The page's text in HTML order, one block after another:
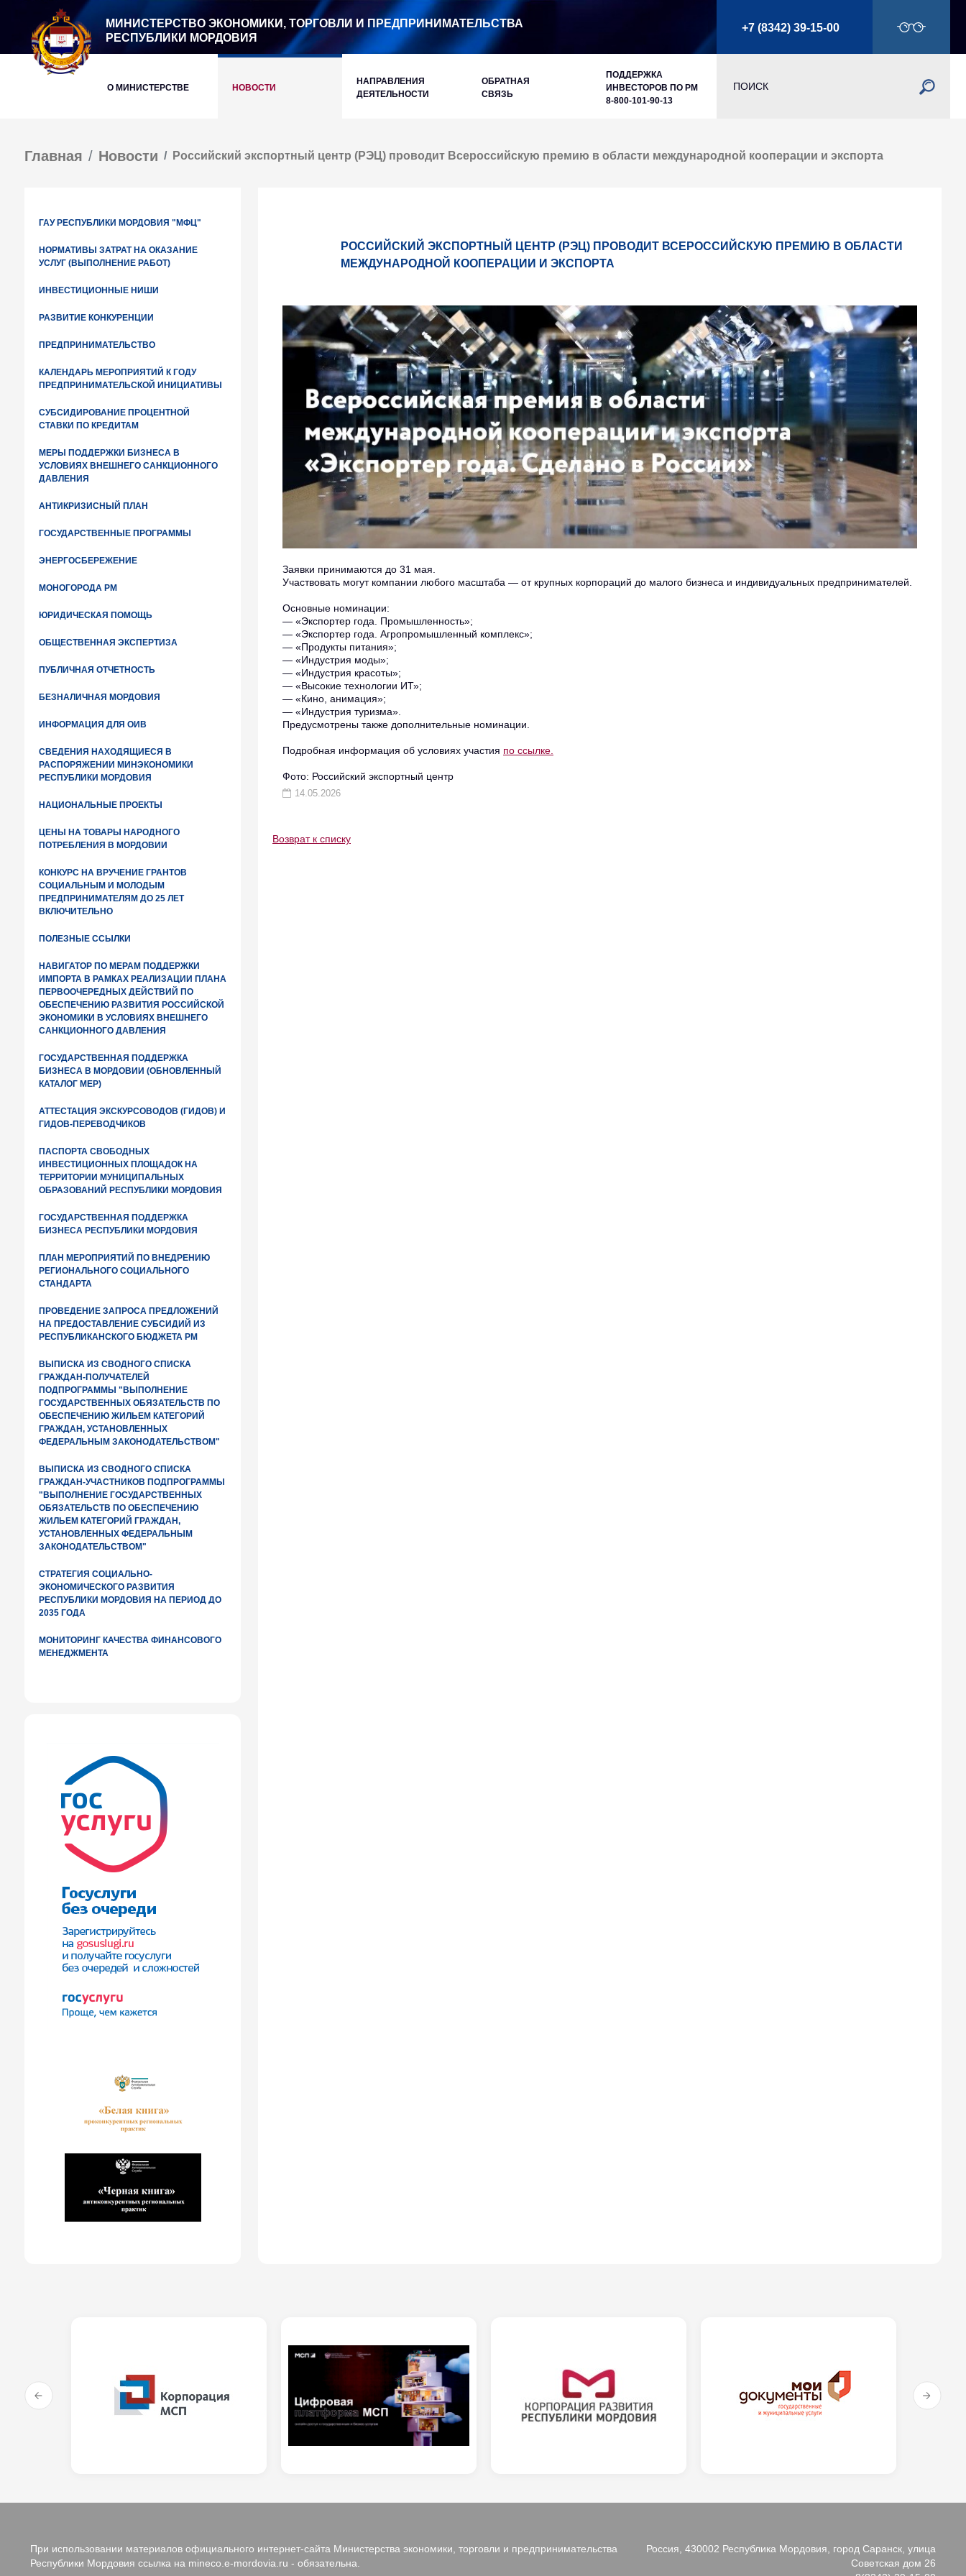
МИНИСТЕРСТВО ЭКОНОМИКИ, ТОРГОВЛИ И ПРЕДПРИНИМАТЕЛЬСТВА
РЕСПУБЛИКИ МОРДОВИЯ
+7 (8342) 39-15-00
О МИНИСТЕРСТВЕ НОВОСТИ
НАПРАВЛЕНИЯ
ДЕЯТЕЛЬНОСТИ
ОБРАТНАЯ
СВЯЗЬ
ПОДДЕРЖКА
ИНВЕСТОРОВ ПО РМ
8-800-101-90-13
Главная Новости Российский экспортный центр (РЭЦ) проводит Всероссийскую премию в области международной кооперации и экспорта
ГАУ РЕСПУБЛИКИ МОРДОВИЯ "МФЦ"
НОРМАТИВЫ ЗАТРАТ НА ОКАЗАНИЕ
УСЛУГ (ВЫПОЛНЕНИЕ РАБОТ)
ИНВЕСТИЦИОННЫЕ НИШИ
РАЗВИТИЕ КОНКУРЕНЦИИ
ПРЕДПРИНИМАТЕЛЬСТВО
КАЛЕНДАРЬ МЕРОПРИЯТИЙ К ГОДУ
ПРЕДПРИНИМАТЕЛЬСКОЙ ИНИЦИАТИВЫ
СУБСИДИРОВАНИЕ ПРОЦЕНТНОЙ
СТАВКИ ПО КРЕДИТАМ
МЕРЫ ПОДДЕРЖКИ БИЗНЕСА В
УСЛОВИЯХ ВНЕШНЕГО САНКЦИОННОГО
ДАВЛЕНИЯ
АНТИКРИЗИСНЫЙ ПЛАН
ГОСУДАРСТВЕННЫЕ ПРОГРАММЫ
ЭНЕРГОСБЕРЕЖЕНИЕ
МОНОГОРОДА РМ
ЮРИДИЧЕСКАЯ ПОМОЩЬ
ОБЩЕСТВЕННАЯ ЭКСПЕРТИЗА
ПУБЛИЧНАЯ ОТЧЕТНОСТЬ
БЕЗНАЛИЧНАЯ МОРДОВИЯ
ИНФОРМАЦИЯ ДЛЯ ОИВ
СВЕДЕНИЯ НАХОДЯЩИЕСЯ В
РАСПОРЯЖЕНИИ МИНЭКОНОМИКИ
РЕСПУБЛИКИ МОРДОВИЯ
НАЦИОНАЛЬНЫЕ ПРОЕКТЫ
ЦЕНЫ НА ТОВАРЫ НАРОДНОГО
ПОТРЕБЛЕНИЯ В МОРДОВИИ
КОНКУРС НА ВРУЧЕНИЕ ГРАНТОВ
СОЦИАЛЬНЫМ И МОЛОДЫМ
ПРЕДПРИНИМАТЕЛЯМ ДО 25 ЛЕТ
ВКЛЮЧИТЕЛЬНО
ПОЛЕЗНЫЕ ССЫЛКИ
НАВИГАТОР ПО МЕРАМ ПОДДЕРЖКИ
ИМПОРТА В РАМКАХ РЕАЛИЗАЦИИ ПЛАНА
ПЕРВООЧЕРЕДНЫХ ДЕЙСТВИЙ ПО
ОБЕСПЕЧЕНИЮ РАЗВИТИЯ РОССИЙСКОЙ
ЭКОНОМИКИ В УСЛОВИЯХ ВНЕШНЕГО
САНКЦИОННОГО ДАВЛЕНИЯ
ГОСУДАРСТВЕННАЯ ПОДДЕРЖКА
БИЗНЕСА В МОРДОВИИ (ОБНОВЛЕННЫЙ
КАТАЛОГ МЕР)
АТТЕСТАЦИЯ ЭКСКУРСОВОДОВ (ГИДОВ) И
ГИДОВ-ПЕРЕВОДЧИКОВ
ПАСПОРТА СВОБОДНЫХ
ИНВЕСТИЦИОННЫХ ПЛОЩАДОК НА
ТЕРРИТОРИИ МУНИЦИПАЛЬНЫХ
ОБРАЗОВАНИЙ РЕСПУБЛИКИ МОРДОВИЯ
ГОСУДАРСТВЕННАЯ ПОДДЕРЖКА
БИЗНЕСА РЕСПУБЛИКИ МОРДОВИЯ
ПЛАН МЕРОПРИЯТИЙ ПО ВНЕДРЕНИЮ
РЕГИОНАЛЬНОГО СОЦИАЛЬНОГО
СТАНДАРТА
ПРОВЕДЕНИЕ ЗАПРОСА ПРЕДЛОЖЕНИЙ
НА ПРЕДОСТАВЛЕНИЕ СУБСИДИЙ ИЗ
РЕСПУБЛИКАНСКОГО БЮДЖЕТА РМ
ВЫПИСКА ИЗ СВОДНОГО СПИСКА
ГРАЖДАН-ПОЛУЧАТЕЛЕЙ
ПОДПРОГРАММЫ "ВЫПОЛНЕНИЕ
ГОСУДАРСТВЕННЫХ ОБЯЗАТЕЛЬСТВ ПО
ОБЕСПЕЧЕНИЮ ЖИЛЬЕМ КАТЕГОРИЙ
ГРАЖДАН, УСТАНОВЛЕННЫХ
ФЕДЕРАЛЬНЫМ ЗАКОНОДАТЕЛЬСТВОМ"
ВЫПИСКА ИЗ СВОДНОГО СПИСКА
ГРАЖДАН-УЧАСТНИКОВ ПОДПРОГРАММЫ
"ВЫПОЛНЕНИЕ ГОСУДАРСТВЕННЫХ
ОБЯЗАТЕЛЬСТВ ПО ОБЕСПЕЧЕНИЮ
ЖИЛЬЕМ КАТЕГОРИЙ ГРАЖДАН,
УСТАНОВЛЕННЫХ ФЕДЕРАЛЬНЫМ
ЗАКОНОДАТЕЛЬСТВОМ"
СТРАТЕГИЯ СОЦИАЛЬНО-
ЭКОНОМИЧЕСКОГО РАЗВИТИЯ
РЕСПУБЛИКИ МОРДОВИЯ НА ПЕРИОД ДО
2035 ГОДА
МОНИТОРИНГ КАЧЕСТВА ФИНАНСОВОГО
МЕНЕДЖМЕНТА
РОССИЙСКИЙ ЭКСПОРТНЫЙ ЦЕНТР (РЭЦ) ПРОВОДИТ ВСЕРОССИЙСКУЮ ПРЕМИЮ В ОБЛАСТИ
МЕЖДУНАРОДНОЙ КООПЕРАЦИИ И ЭКСПОРТА
Заявки принимаются до 31 мая.
Участвовать могут компании любого масштаба — от крупных корпораций до малого бизнеса и индивидуальных предпринимателей.
Основные номинации:
— «Экспортер года. Промышленность»;
— «Экспортер года. Агропромышленный комплекс»;
— «Продукты питания»;
— «Индустрия моды»;
— «Индустрия красоты»;
— «Высокие технологии ИТ»;
— «Кино, анимация»;
— «Индустрия туризма».
Предусмотрены также дополнительные номинации.
Подробная информация об условиях участия по ссылке.
Фото: Российский экспортный центр
14.05.2026
Возврат к списку
При использовании материалов официального интернет-сайта Министерства экономики, торговли и предпринимательства
Республики Мордовия ссылка на mineco.e-mordovia.ru - обязательна.
Россия, 430002 Республика Мордовия, город Саранск, улица
Советская дом 26